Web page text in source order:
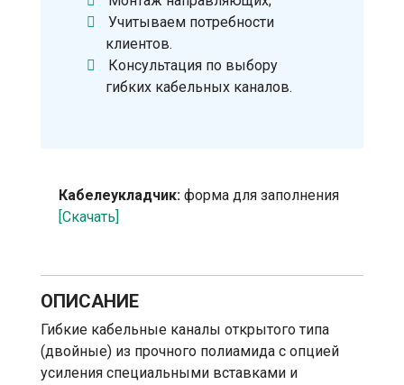
Учитываем потребности
клиентов.
Консультация по выбору
гибких кабельных каналов.
Кабелеукладчик: форма для заполнения
[Скачать]
ОПИСАНИЕ
Гибкие кабельные каналы открытого типа
(двойные) из прочного полиамида с опцией
усиления специальными вставками и